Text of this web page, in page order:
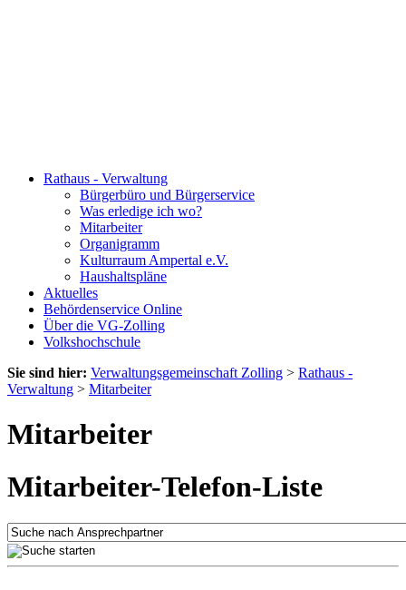
Rathaus - Verwaltung
Bürgerbüro und Bürgerservice
Was erledige ich wo?
Mitarbeiter
Organigramm
Kulturraum Ampertal e.V.
Haushaltspläne
Aktuelles
Behördenservice Online
Über die VG-Zolling
Volkshochschule
Sie sind hier: Verwaltungsgemeinschaft Zolling > Rathaus -
Verwaltung > Mitarbeiter
Mitarbeiter
Mitarbeiter-Telefon-Liste